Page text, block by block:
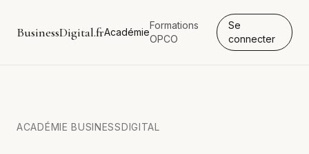
BusinessDigital.frAcadémie
Formations
OPCO
Se
connecter
ACADÉMIE BUSINESSDIGITAL